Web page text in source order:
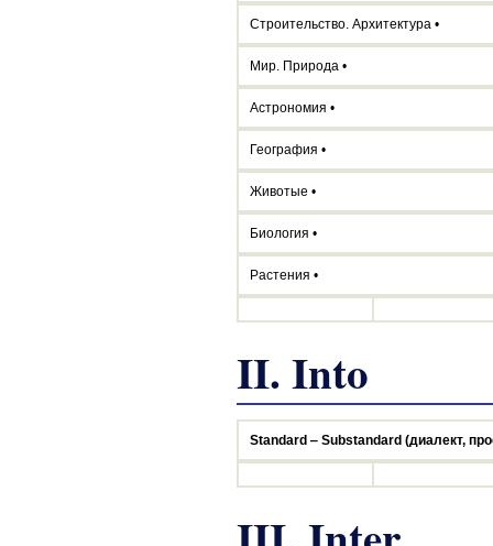
Строительство. Архитектура •
Мир. Природа •
Астрономия •
География •
Животые •
Биология •
Растения •
II. Into
Standard ‒ Substandard (диалект,